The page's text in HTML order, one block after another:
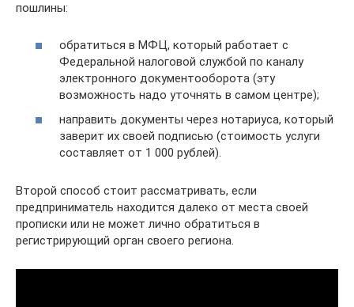
пошлины:
обратиться в МФЦ, который работает с
Федеральной налоговой службой по каналу
электронного документооборота (эту
возможность надо уточнять в самом центре);
направить документы через нотариуса, который
заверит их своей подписью (стоимость услуги
составляет от 1 000 рублей).
Второй способ стоит рассматривать, если
предприниматель находится далеко от места своей
прописки или не может лично обратиться в
регистрирующий орган своего региона.